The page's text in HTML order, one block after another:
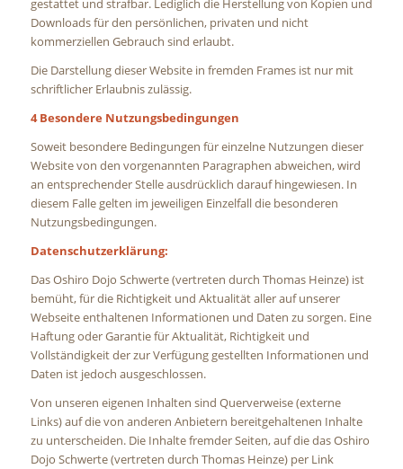
gestattet und strafbar. Lediglich die Herstellung von Kopien und
Downloads für den persönlichen, privaten und nicht
kommerziellen Gebrauch sind erlaubt.
Die Darstellung dieser Website in fremden Frames ist nur mit
schriftlicher Erlaubnis zulässig.
4 Besondere Nutzungsbedingungen
Soweit besondere Bedingungen für einzelne Nutzungen dieser
Website von den vorgenannten Paragraphen abweichen, wird
an entsprechender Stelle ausdrücklich darauf hingewiesen. In
diesem Falle gelten im jeweiligen Einzelfall die besonderen
Nutzungsbedingungen.
Datenschutzerklärung:
Das Oshiro Dojo Schwerte (vertreten durch Thomas Heinze) ist
bemüht, für die Richtigkeit und Aktualität aller auf unserer
Webseite enthaltenen Informationen und Daten zu sorgen. Eine
Haftung oder Garantie für Aktualität, Richtigkeit und
Vollständigkeit der zur Verfügung gestellten Informationen und
Daten ist jedoch ausgeschlossen.
Von unseren eigenen Inhalten sind Querverweise (externe
Links) auf die von anderen Anbietern bereitgehaltenen Inhalte
zu unterscheiden. Die Inhalte fremder Seiten, auf die das Oshiro
Dojo Schwerte (vertreten durch Thomas Heinze) per Link